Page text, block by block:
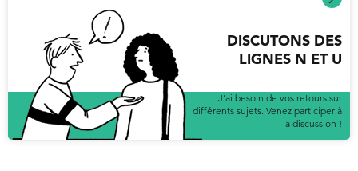
DISCUTONS DES
LIGNES N ET U
J’ai besoin de vos retours sur
différents sujets. Venez participer à
la discussion !